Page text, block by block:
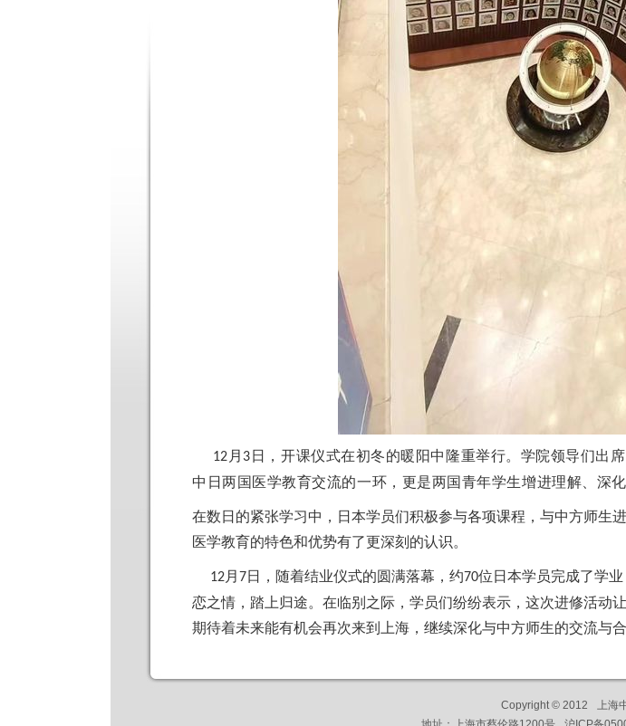
12 月 3 日， 开课仪式在初冬的暖阳中隆重举行。 学院领导们出
中日两国医学教育交流的一环 ，更是两国青年学生增进理解、深
在数日的紧张学习中，日本学员们积极参与各项课程，与中方师生进
医学教育的特色和优势有了更深刻的认识。
12月 7日，随着结业仪式的圆满落幕， 约70位日本学员完成了学业
恋之情，踏上归途。在临别之 际 ， 学员们纷纷表示， 这次进修活动让
期待着未来能有机会再次来到上海， 继续深化与中方师生的交流与合
Copyright © 2012
上海